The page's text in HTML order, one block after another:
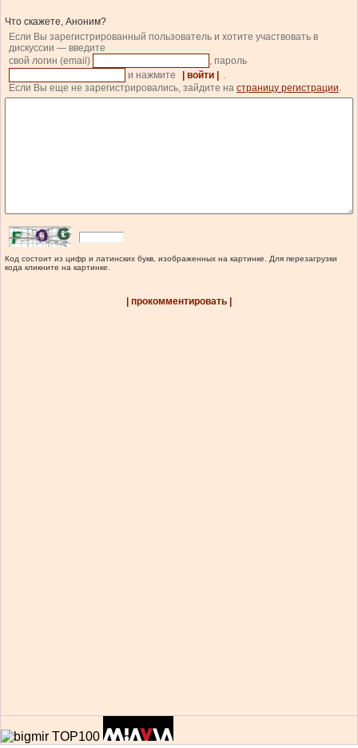
Что скажете, Аноним?
Если Вы зарегистрированный пользователь и хотите участвовать в
дискуссии — введите
свой логин (email)
, пароль
и нажмите
| войти |
.
Если Вы еще не зарегистрировались, зайдите на страницу регистрации.
Код состоит из цифр и латинских букв, изображенных на картинке. Для перезагрузки
кода кликните на картинке.
| прокомментировать |